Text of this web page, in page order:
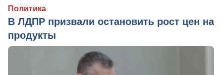
Политика
В ЛДПР призвали остановить рост цен на
продукты